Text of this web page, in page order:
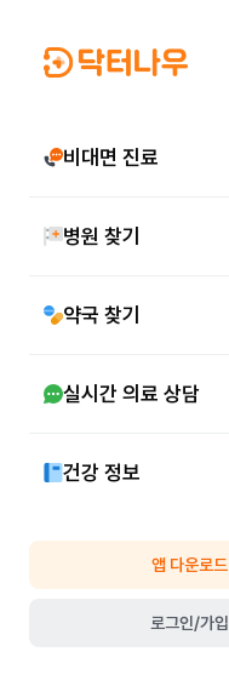
비대면 진료
병원 찾기
약국 찾기
실시간 의료 상담
건강 정보
앱 다운로드
로그인/가입